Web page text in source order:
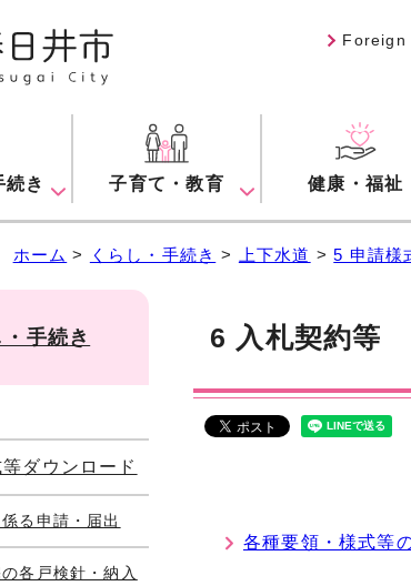
Foreign
続き 子育て・教育 健康・福祉
ホーム > くらし・手続き > 上下水道 >5 申請様
6 入札契約等
各種要領・様式等
・手続き
ダウンロード
る申請・届出
各戸検針・納入